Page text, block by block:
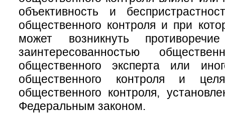
объективность и
общественного контроля и при
может возникнуть
заинтересованностью
общественного эксперта или
общественного контроля и
общественного контроля,
Федеральным законом.